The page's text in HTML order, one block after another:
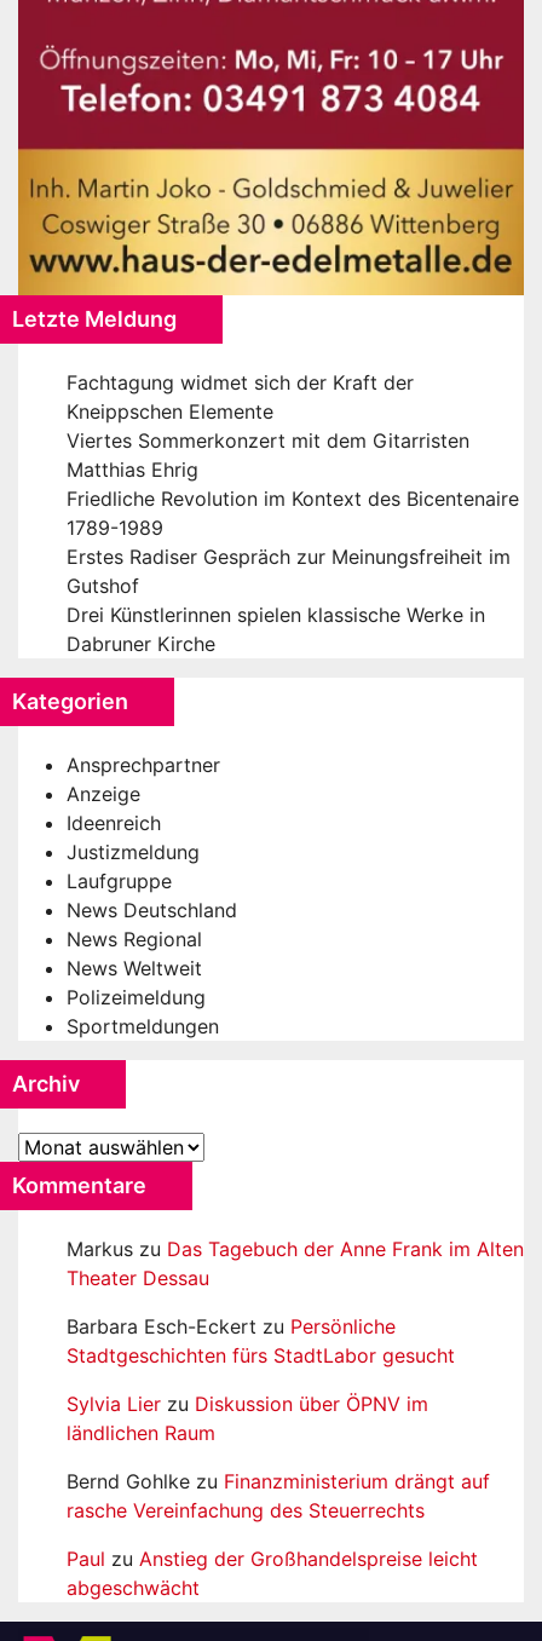
Letzte Meldung
Fachtagung widmet sich der Kraft der
Kneippschen Elemente
Viertes Sommerkonzert mit dem Gitarristen
Matthias Ehrig
Friedliche Revolution im Kontext des Bicentenaire
1789-1989
Erstes Radiser Gespräch zur Meinungsfreiheit im
Gutshof
Drei Künstlerinnen spielen klassische Werke in
Dabruner Kirche
Kategorien
Ansprechpartner
Anzeige
Ideenreich
Justizmeldung
Laufgruppe
News Deutschland
News Regional
News Weltweit
Polizeimeldung
Sportmeldungen
Archiv
Archiv
Kommentare
Markus zu Das Tagebuch der Anne Frank im Alten
Theater Dessau
Barbara Esch-Eckert zu Persönliche
Stadtgeschichten fürs StadtLabor gesucht
Sylvia Lier zu Diskussion über ÖPNV im
ländlichen Raum
Bernd Gohlke zu Finanzministerium drängt auf
rasche Vereinfachung des Steuerrechts
Paul zu Anstieg der Großhandelspreise leicht
abgeschwächt